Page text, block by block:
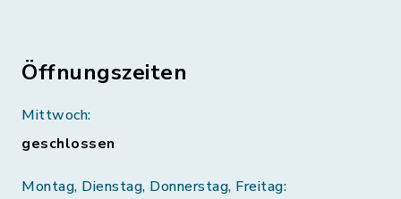
Öffnungszeiten
Mittwoch:
geschlossen
Montag, Dienstag, Donnerstag, Freitag: